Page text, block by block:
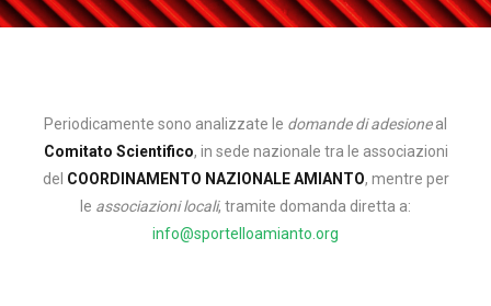
Periodicamente sono analizzate le domande di adesioneal
Comitato Scientifico, in sede nazionale tra le associazioni
del COORDINAMENTO NAZIONALE AMIANTO, mentre per
le associazioni locali, tramite domanda diretta a:
info@sportelloamianto.org